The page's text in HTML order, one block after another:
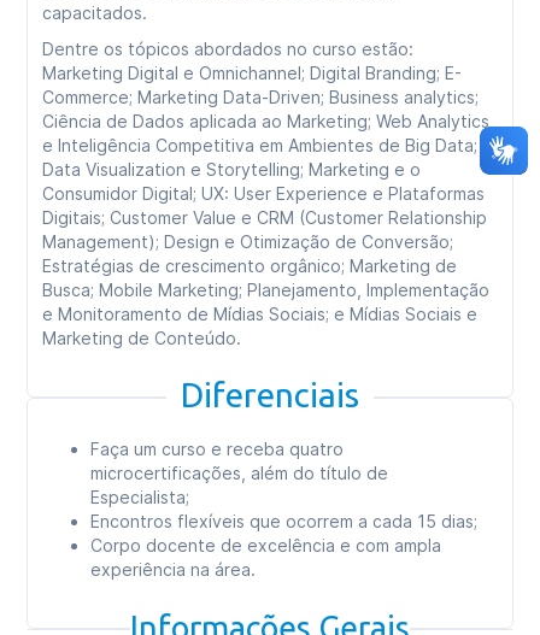
capacitados.
Dentre os tópicos abordados no curso estão:
Marketing Digital e Omnichannel; Digital Branding; E-
Commerce; Marketing Data-Driven; Business analytics;
Ciência de Dados aplicada ao Marketing; Web Analytics
e Inteligência Competitiva em Ambientes de Big Data;
Data Visualization e Storytelling; Marketing e o
Consumidor Digital; UX: User Experience e Plataformas
Digitais; Customer Value e CRM (Customer Relationship
Management); Design e Otimização de Conversão;
Estratégias de crescimento orgânico; Marketing de
Busca; Mobile Marketing; Planejamento, Implementação
e Monitoramento de Mídias Sociais; e Mídias Sociais e
Marketing de Conteúdo.
Diferenciais
Faça um curso e receba quatro
microcertificações, além do título de
Especialista;
Encontros flexíveis que ocorrem a cada 15 dias;
Corpo docente de excelência e com ampla
experiência na área.
Informações Gerais